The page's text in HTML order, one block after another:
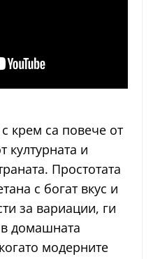
крем са повече от
културната и
Простотата
с богат вкус и
за вариации, ги
домашната
модерните